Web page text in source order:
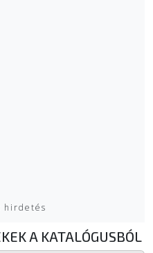
A KATALÓGUSBÓL